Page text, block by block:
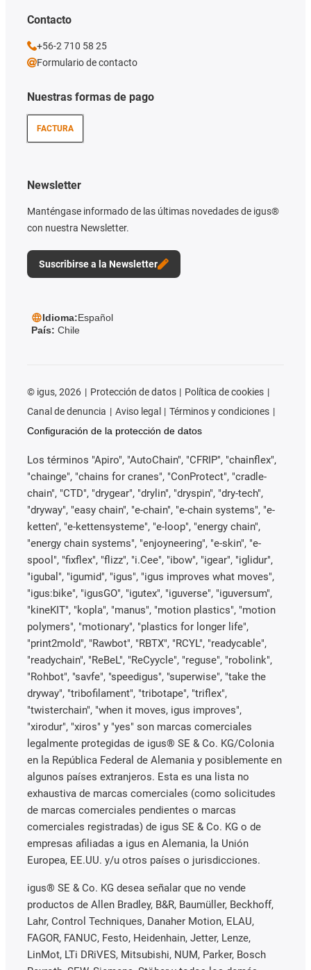
Nuestras formas de pago
FACTURA
Newsletter
Manténgase informado de las últimas novedades de igus®
con nuestra Newsletter.
Suscribirse a la Newsletter
Contacto
+56-2 710 58 25
Formulario de contacto
Idioma:Español
País: Chile
© igus, 2026 Protección de datos
Política de cookies
Canal de denuncia
Aviso legal
Términos y condiciones
Configuración de la protección de datos
Los términos "Apiro", "AutoChain", "CFRIP", "chainflex",
"chainge", "chains for cranes", "ConProtect", "cradle-
chain", "CTD", "drygear", "drylin", "dryspin", "dry-tech",
"dryway", "easy chain", "e-chain", "e-chain systems", "e-
ketten", "e-kettensysteme", "e-loop", "energy chain",
"energy chain systems", "enjoyneering", "e-skin", "e-
spool", "fixflex", "flizz", "i.Cee", "ibow", "igear", "iglidur",
"igubal", "igumid", "igus", "igus improves what moves",
"igus:bike", "igusGO", "igutex", "iguverse", "iguversum",
"kineKIT", "kopla", "manus", "motion plastics", "motion
polymers", "motionary", "plastics for longer life",
"print2mold", "Rawbot", "RBTX", "RCYL", "readycable",
"readychain", "ReBeL", "ReCyycle", "reguse", "robolink",
"Rohbot", "savfe", "speedigus", "superwise", "take the
dryway", "tribofilament", "tribotape", "triflex",
"twisterchain", "when it moves, igus improves",
"xirodur", "xiros" y "yes" son marcas comerciales
legalmente protegidas de igus® SE & Co. KG/Colonia
en la República Federal de Alemania y posiblemente en
algunos países extranjeros. Esta es una lista no
exhaustiva de marcas comerciales (como solicitudes
de marcas comerciales pendientes o marcas
comerciales registradas) de igus SE & Co. KG o de
empresas afiliadas a igus en Alemania, la Unión
Europea, EE.UU. y/u otros países o jurisdicciones.
igus® SE & Co. KG desea señalar que no vende
productos de Allen Bradley, B&R, Baumüller, Beckhoff,
Lahr, Control Techniques, Danaher Motion, ELAU,
FAGOR, FANUC, Festo, Heidenhain, Jetter, Lenze,
LinMot, LTi DRiVES, Mitsubishi, NUM, Parker, Bosch